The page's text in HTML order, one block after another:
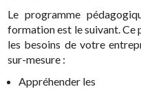
Le programme
formation est le suivant. Ce
les besoins de votre
sur-mesure :
Appréhender les